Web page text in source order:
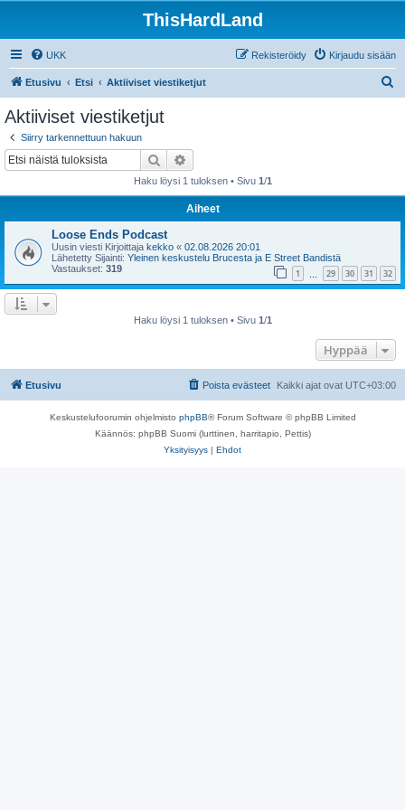
ThisHardLand
UKK Kirjaudu sisään
Rekisteröidy
Etusivu Etsi Aktiiviset viestiketjut
Aktiiviset viestiketjut
Siirry tarkennettuun hakuun
Etsi
Haku löysi 1 tuloksen • Sivu 1/1
Aiheet
Loose Ends Podcast
Uusin viesti Kirjoittaja kekko « 02.08.2026 20:01
Lähetetty Sijainti: Yleinen keskustelu Brucesta ja E Street Bandistä
Vastaukset: 319 1 29 30 31 32
Haku löysi 1 tuloksen • Sivu 1/1
Hyppää
Etusivu Kaikki ajat ovat UTC+03:00
Poista evästeet
Keskustelufoorumin ohjelmisto phpBB® Forum Software © phpBB Limited
Käännös: phpBB Suomi (lurttinen, harritapio, Pettis)
Yksityisyys | Ehdot